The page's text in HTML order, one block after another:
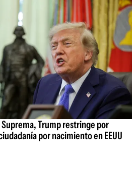
Trump restringe por
por nacimiento en EEUU